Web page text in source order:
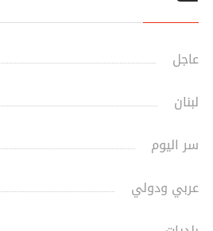
عاجل
لبنان
سر اليوم
عربي ودولي